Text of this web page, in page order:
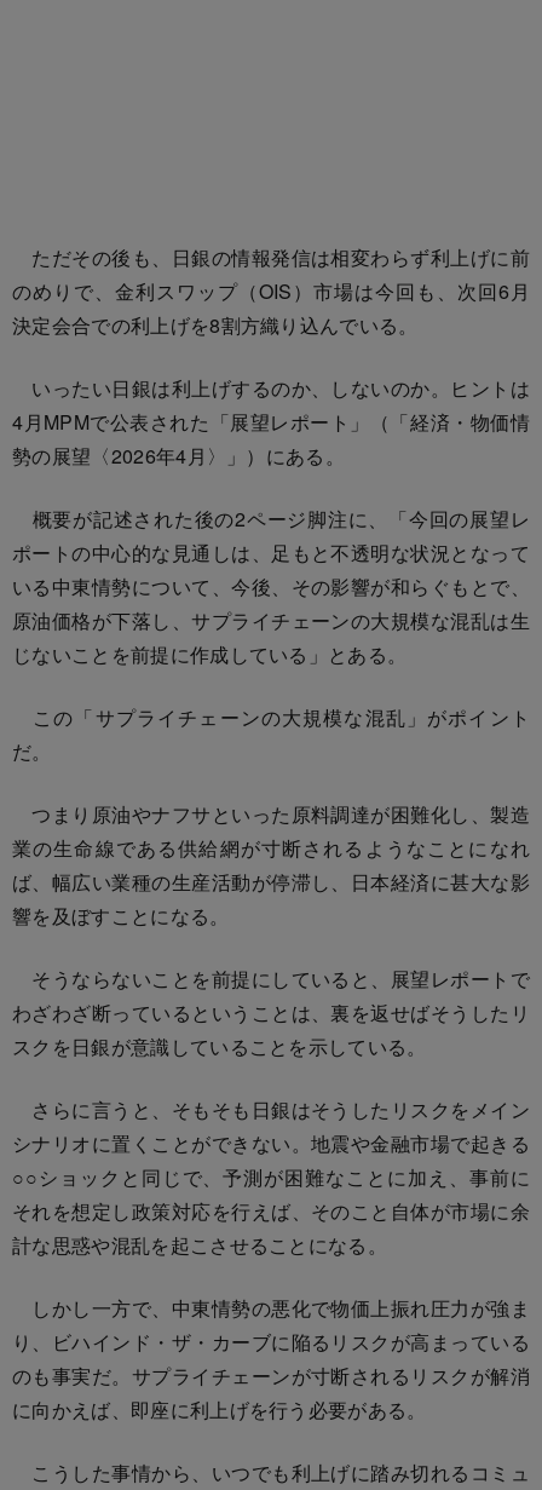
ただその後も、日銀の情報発信は相変わらず利上げに前
のめりで、金利スワップ（OIS）市場は今回も、次回6月
決定会合での利上げを8割方織り込んでいる。
いったい日銀は利上げするのか、しないのか。ヒントは
4月MPMで公表された「展望レポート」（「経済・物価情
勢の展望〈2026年4月〉」）にある。
概要が記述された後の2ページ脚注に、「今回の展望レ
ポートの中心的な見通しは、足もと不透明な状況となって
いる中東情勢について、今後、その影響が和らぐもとで、
原油価格が下落し、サプライチェーンの大規模な混乱は生
じないことを前提に作成している」とある。
この「サプライチェーンの大規模な混乱」がポイント
だ。
つまり原油やナフサといった原料調達が困難化し、製造
業の生命線である供給網が寸断されるようなことになれ
ば、幅広い業種の生産活動が停滞し、日本経済に甚大な影
響を及ぼすことになる。
そうならないことを前提にしていると、展望レポートで
わざわざ断っているということは、裏を返せばそうしたリ
スクを日銀が意識していることを示している。
さらに言うと、そもそも日銀はそうしたリスクをメイン
シナリオに置くことができない。地震や金融市場で起きる
○○ショックと同じで、予測が困難なことに加え、事前に
それを想定し政策対応を行えば、そのこと自体が市場に余
計な思惑や混乱を起こさせることになる。
しかし一方で、中東情勢の悪化で物価上振れ圧力が強ま
り、ビハインド・ザ・カーブに陥るリスクが高まっている
のも事実だ。サプライチェーンが寸断されるリスクが解消
に向かえば、即座に利上げを行う必要がある。
こうした事情から、いつでも利上げに踏み切れるコミュ